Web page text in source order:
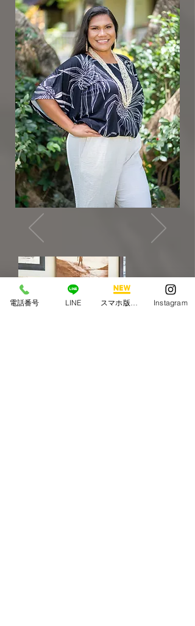
電話番号 LINE Instagram